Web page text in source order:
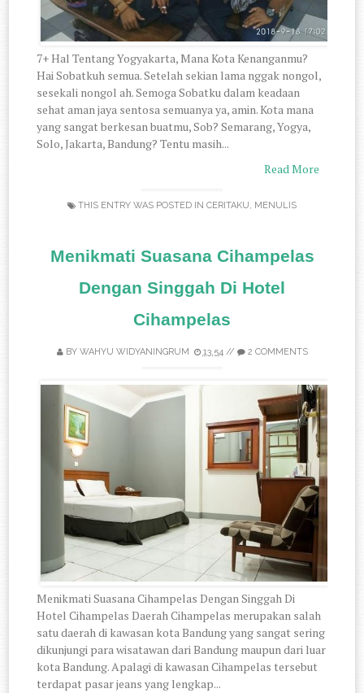
7+ Hal Tentang Yogyakarta, Mana Kota Kenanganmu?
Hai Sobatkuh semua. Setelah sekian lama nggak nongol,
sesekali nongol ah. Semoga Sobatku dalam keadaan
sehat aman jaya sentosa semuanya ya, amin. Kota mana
yang sangat berkesan buatmu, Sob? Semarang, Yogya,
Solo, Jakarta, Bandung? Tentu masih...
Read More
THIS ENTRY WAS POSTED IN CERITAKU, MENULIS
Menikmati Suasana Cihampelas
Dengan Singgah Di Hotel
Cihampelas
BY WAHYU WIDYANINGRUM 13.54// 2 COMMENTS
Menikmati Suasana Cihampelas Dengan Singgah Di
Hotel Cihampelas Daerah Cihampelas merupakan salah
satu daerah di kawasan kota Bandung yang sangat sering
dikunjungi para wisatawan dari Bandung maupun dari luar
kota Bandung. Apalagi di kawasan Cihampelas tersebut
terdapat pasar jeans yang lengkap...